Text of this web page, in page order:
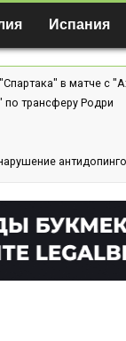
Испания
в матче с
трансферу Родри